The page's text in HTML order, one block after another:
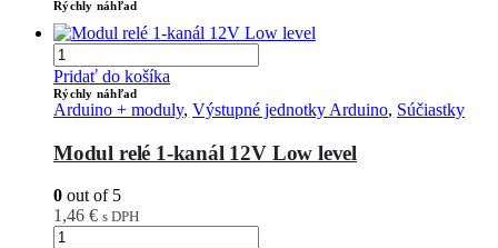
Rýchly náhľad
Pridať do košíka
Rýchly náhľad
Arduino + moduly, Výstupné jednotky Arduino, Súčiastky
Modul relé 1-kanál 12V Low level
0 out of 5
1,46 € s DPH